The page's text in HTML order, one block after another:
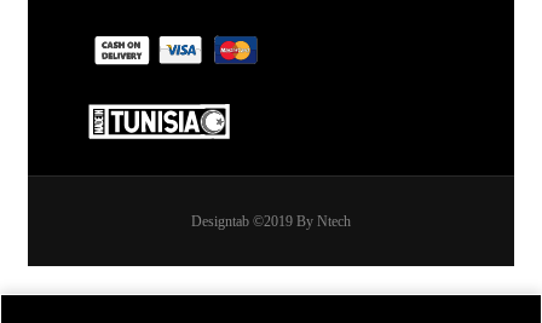
Designtab ©2019 By Ntech